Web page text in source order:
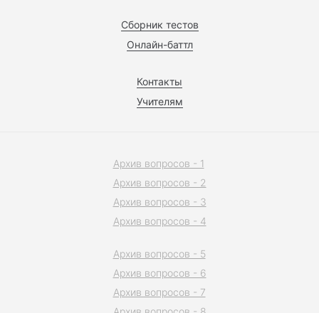
Сборник тестов
Онлайн-баттл
Контакты
Учителям
Архив вопросов - 1
Архив вопросов - 2
Архив вопросов - 3
Архив вопросов - 4
Архив вопросов - 5
Архив вопросов - 6
Архив вопросов - 7